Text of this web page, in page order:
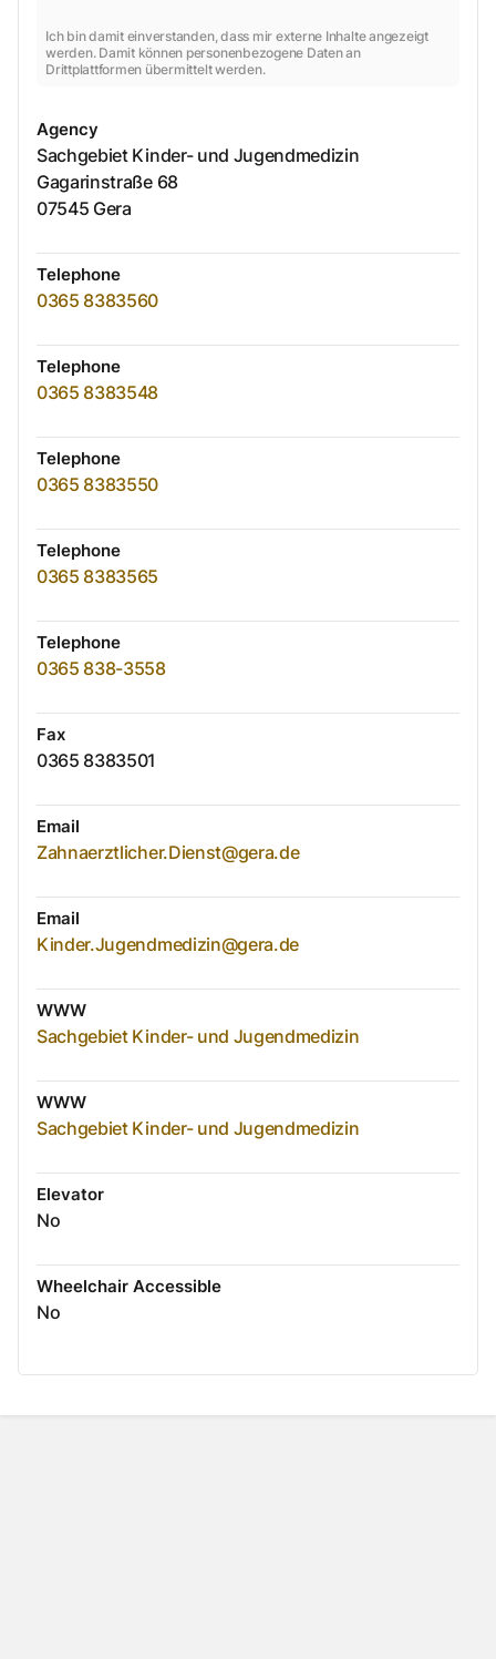
Ich bin damit einverstanden, dass mir externe Inhalte angezeigt
werden. Damit können personenbezogene Daten an
Drittplattformen übermittelt werden.
Agency
Sachgebiet Kinder- und Jugendmedizin
Gagarinstraße 68
07545 Gera
Telephone
0365 8383560
Telephone
0365 8383548
Telephone
0365 8383550
Telephone
0365 8383565
Telephone
0365 838-3558
Fax
0365 8383501
Email
Zahnaerztlicher.Dienst@gera.de
Email
Kinder.Jugendmedizin@gera.de
WWW
Sachgebiet Kinder- und Jugendmedizin
WWW
Sachgebiet Kinder- und Jugendmedizin
Elevator
No
Wheelchair Accessible
No